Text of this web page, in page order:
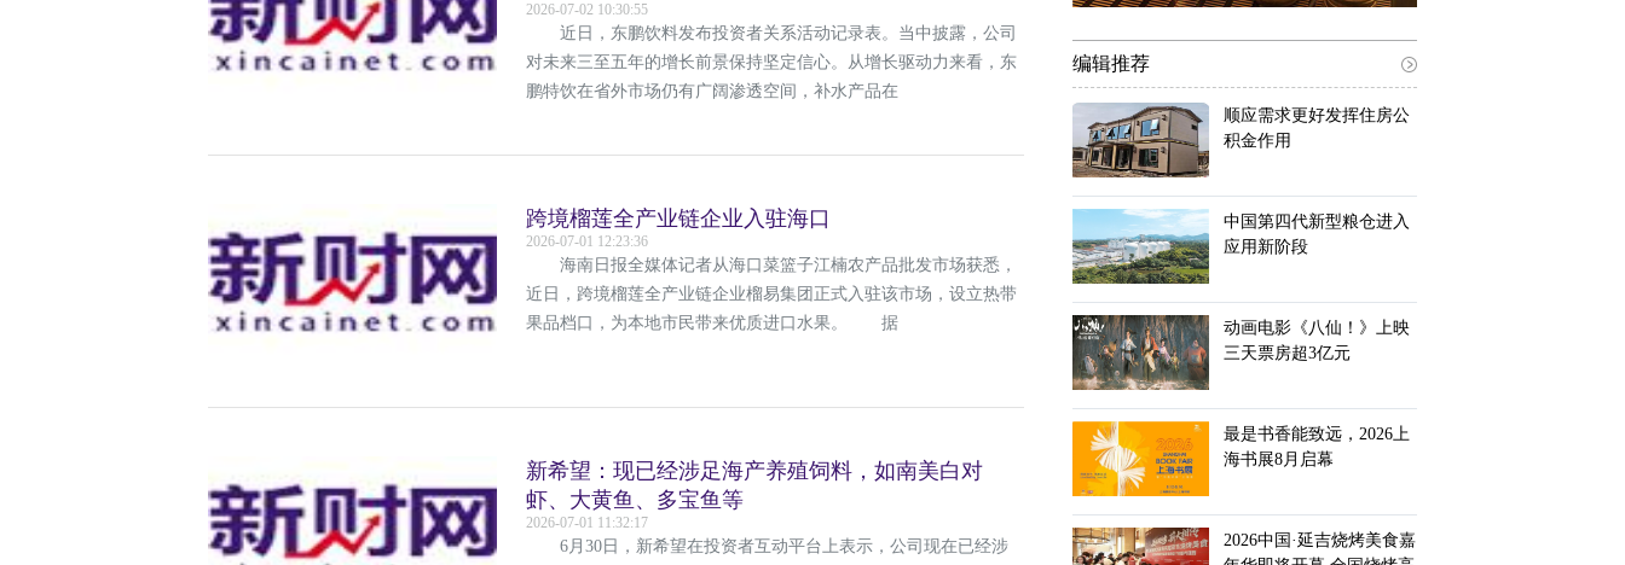
2026-07-02 10:30:55
近日，东鹏饮料发布投资者关系活动记录表。当中披露，公司
对未来三至五年的增长前景保持坚定信心。从增长驱动力来看，东
鹏特饮在省外市场仍有广阔渗透空间，补水产品在
跨境榴莲全产业链企业入驻海口
2026-07-01 12:23:36
海南日报全媒体记者从海口菜篮子江楠农产品批发市场获悉，
近日，跨境榴莲全产业链企业榴易集团正式入驻该市场，设立热带
果品档口，为本地市民带来优质进口水果。 据
新希望：现已经涉足海产养殖饲料，如南美白对
虾、大黄鱼、多宝鱼等
2026-07-01 11:32:17
6月30日，新希望在投资者互动平台上表示，公司现在已经涉
编辑推荐
顺应需求更好发挥住房公
积金作用
中国第四代新型粮仓进入
应用新阶段
动画电影《八仙！》上映
三天票房超3亿元
最是书香能致远，2026上
海书展8月启幕
2026中国·延吉烧烤美食嘉